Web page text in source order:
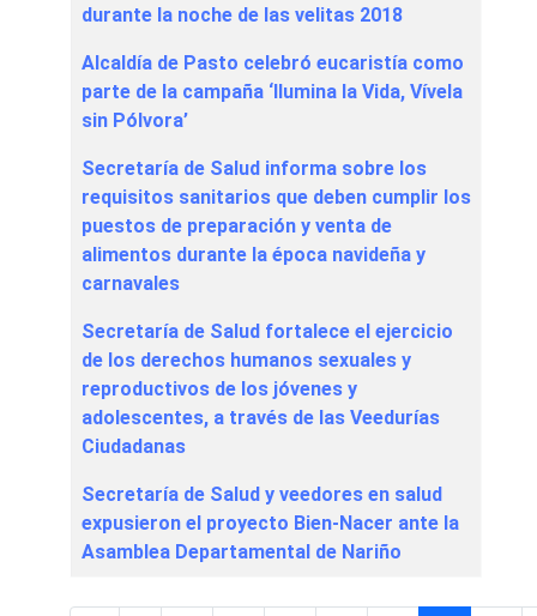
durante la noche de las velitas 2018
Alcaldía de Pasto celebró eucaristía como
parte de la campaña ‘Ilumina la Vida, Vívela
sin Pólvora’
Secretaría de Salud informa sobre los
requisitos sanitarios que deben cumplir los
puestos de preparación y venta de
alimentos durante la época navideña y
carnavales
Secretaría de Salud fortalece el ejercicio
de los derechos humanos sexuales y
reproductivos de los jóvenes y
adolescentes, a través de las Veedurías
Ciudadanas
Secretaría de Salud y veedores en salud
expusieron el proyecto Bien-Nacer ante la
Asamblea Departamental de Nariño